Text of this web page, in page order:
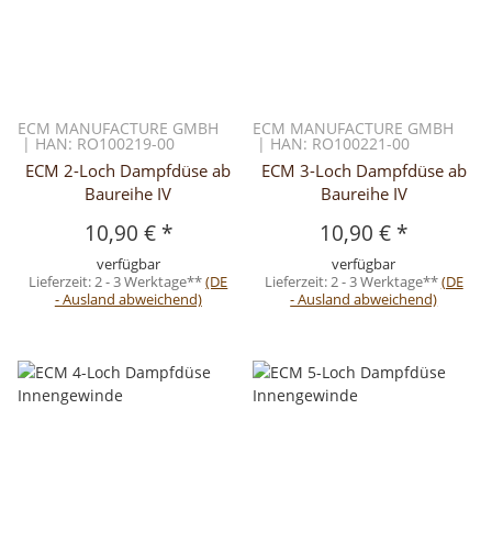
ECM MANUFACTURE GMBH
| HAN: RO100219-00
ECM 2-Loch Dampfdüse ab
Baureihe IV
10,90 € *
verfügbar
Lieferzeit:2 - 3 Werktage**(DE
- Ausland abweichend)
ECM MANUFACTURE GMBH
| HAN: RO100221-00
ECM 3-Loch Dampfdüse ab
Baureihe IV
10,90 € *
verfügbar
Lieferzeit:2 - 3 Werktage**(DE
- Ausland abweichend)